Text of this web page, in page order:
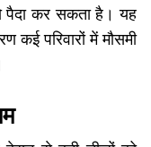
पैदा कर सकता है। यह
कई परिवारों में मौसमी